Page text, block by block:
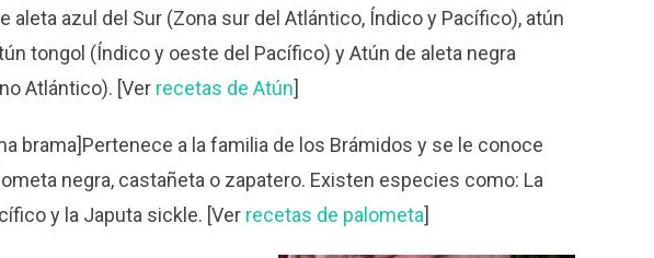
aleta azul del Sur (Zona sur del Atlántico, Índico y Pacífico), atún
tongol (Índico y oeste del Pacífico) y Atún de aleta negra
Atlántico). [Ver recetas de Atún]
brama]Pertenece a la familia de los Brámidos y se le conoce
negra, castañeta o zapatero. Existen especies como: La
y la Japuta sickle. [Ver recetas de palometa]